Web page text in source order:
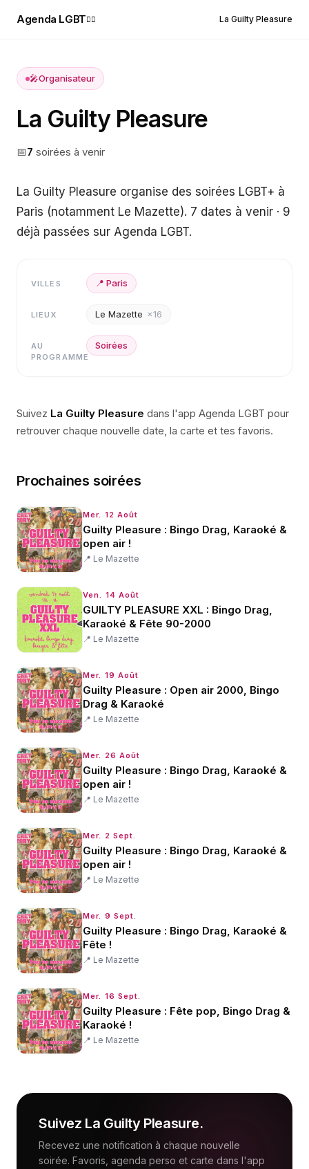
Agenda LGBT🏳️‍🌈 La Guilty Pleasure
🎤Organisateur
La Guilty Pleasure
📅7 soirées à venir
La Guilty Pleasure organise des soirées LGBT+ à
Paris (notamment Le Mazette). 7 dates à venir · 9
déjà passées sur Agenda LGBT.
VILLES 📍 Paris
LIEUX Le Mazette ×16
AU
PROGRAMME
Soirées
Suivez La Guilty Pleasure dans l'app Agenda LGBT pour
retrouver chaque nouvelle date, la carte et tes favoris.
Prochaines soirées
Mer. 12 Août
Guilty Pleasure : Bingo Drag, Karaoké &
open air !
📍 Le Mazette
Ven. 14 Août
GUILTY PLEASURE XXL : Bingo Drag,
Karaoké & Fête 90-2000
📍 Le Mazette
Mer. 19 Août
Guilty Pleasure : Open air 2000, Bingo
Drag & Karaoké
📍 Le Mazette
Mer. 26 Août
Guilty Pleasure : Bingo Drag, Karaoké &
open air !
📍 Le Mazette
Mer. 2 Sept.
Guilty Pleasure : Bingo Drag, Karaoké &
open air !
📍 Le Mazette
Mer. 9 Sept.
Guilty Pleasure : Bingo Drag, Karaoké &
Fête !
📍 Le Mazette
Mer. 16 Sept.
Guilty Pleasure : Fête pop, Bingo Drag &
Karaoké !
📍 Le Mazette
Suivez La Guilty Pleasure.
Recevez une notification à chaque nouvelle
soirée. Favoris, agenda perso et carte dans l'app